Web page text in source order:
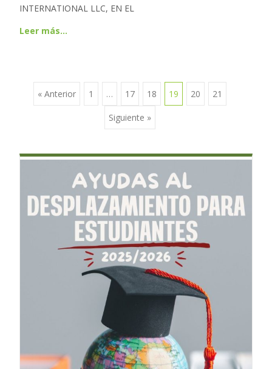
INTERNATIONAL LLC, EN EL
Leer más…
Ir a las entradas
« Anterior 1 … 17 18 19 20 21
Siguiente »